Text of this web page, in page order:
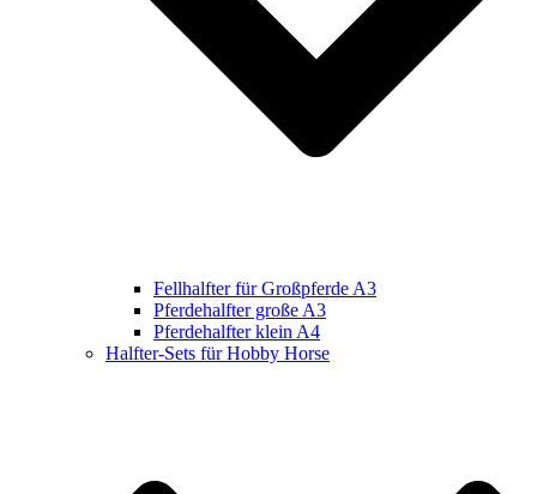
Fellhalfter für Großpferde A3
Pferdehalfter große A3
Pferdehalfter klein A4
Halfter-Sets für Hobby Horse